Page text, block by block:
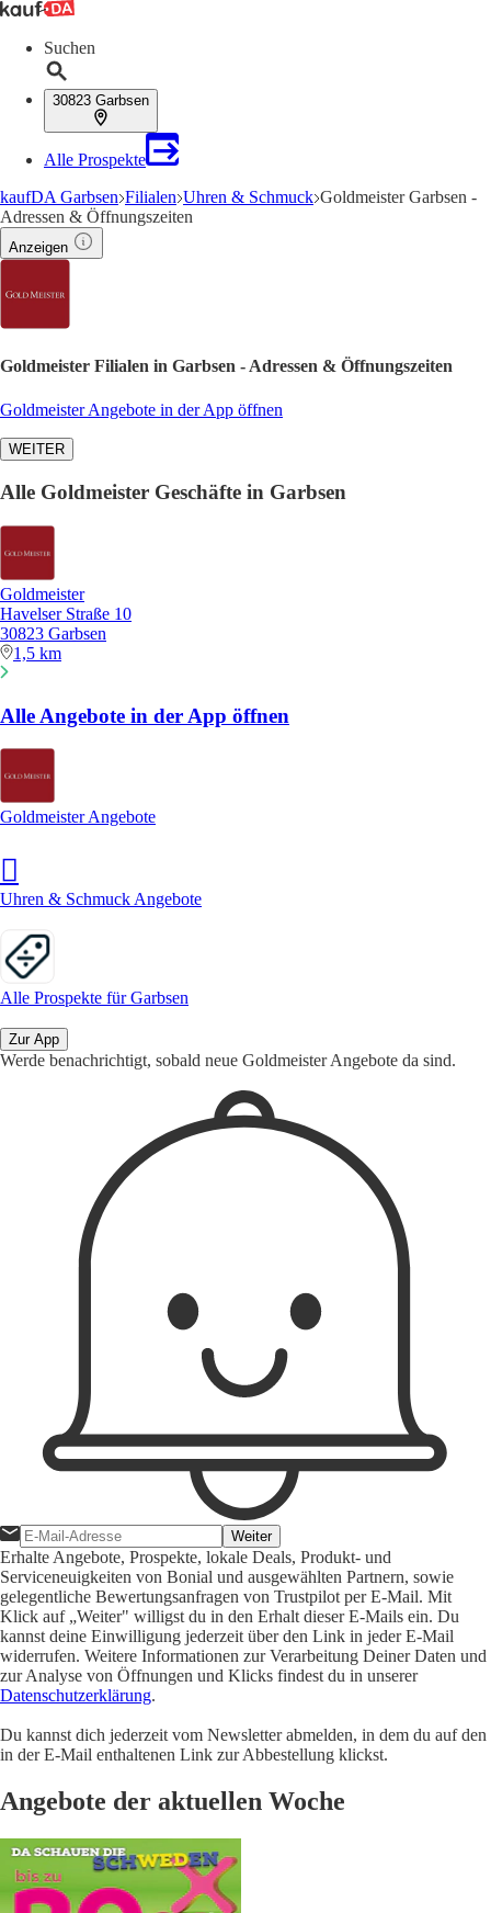
Suchen
30823 Garbsen
Alle Prospekte
kaufDA Garbsen Filialen Uhren & Schmuck Goldmeister Garbsen -
Adressen & Öffnungszeiten
Anzeigen
Goldmeister Filialen in Garbsen - Adressen & Öffnungszeiten
Goldmeister Angebote in der App öffnen
WEITER
Alle Goldmeister Geschäfte in Garbsen
Goldmeister
Havelser Straße 10
30823 Garbsen
1,5 km
Alle Angebote in der App öffnen
Goldmeister Angebote
Uhren & Schmuck Angebote
Alle Prospekte für Garbsen
Zur App
Werde benachrichtigt, sobald neue Goldmeister Angebote da sind.
Weiter
Erhalte Angebote, Prospekte, lokale Deals, Produkt- und
Serviceneuigkeiten von Bonial und ausgewählten Partnern, sowie
gelegentliche Bewertungsanfragen von Trustpilot per E-Mail. Mit
Klick auf „Weiter" willigst du in den Erhalt dieser E-Mails ein. Du
kannst deine Einwilligung jederzeit über den Link in jeder E-Mail
widerrufen. Weitere Informationen zur Verarbeitung Deiner Daten und
zur Analyse von Öffnungen und Klicks findest du in unserer
Datenschutzerklärung.
Du kannst dich jederzeit vom Newsletter abmelden, in dem du auf den
in der E-Mail enthaltenen Link zur Abbestellung klickst.
Angebote der aktuellen Woche